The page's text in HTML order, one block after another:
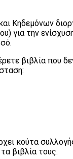
Κηδεμόνων
για την
βιβλία που
κούτα
βιβλία τους.